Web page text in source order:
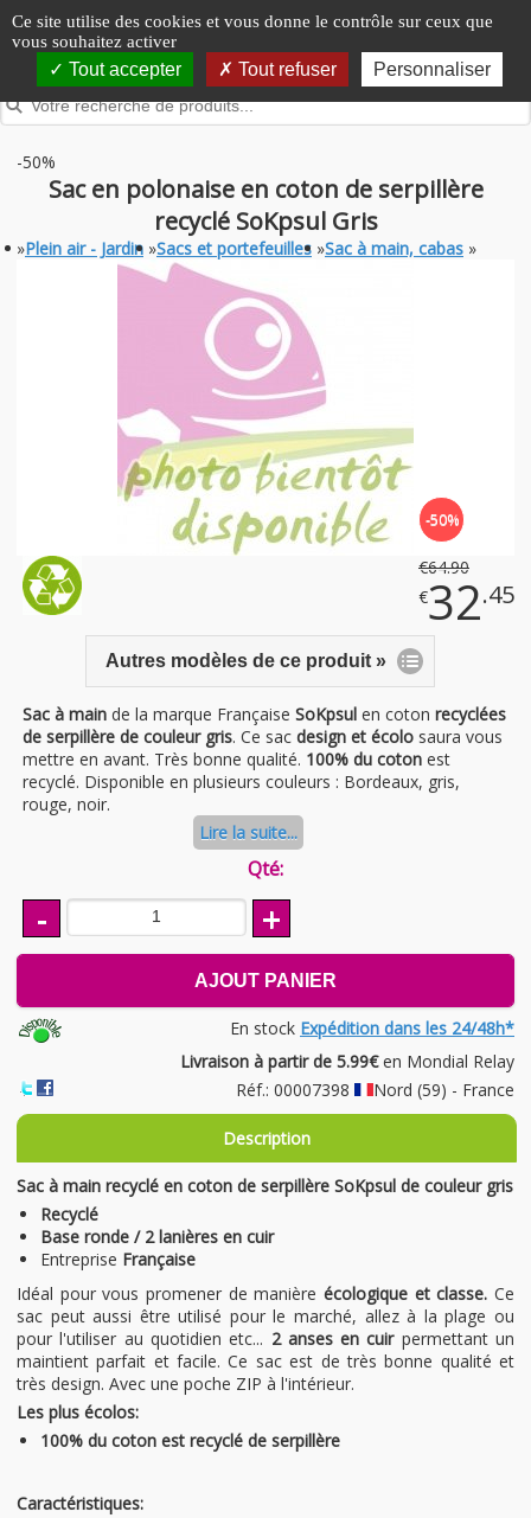
Panneau de gestion des cookies
Ce site utilise des cookies et vous donne le contrôle sur ceux que
vous souhaitez activer
Tout accepter Tout refuser Personnaliser
-50%
Sac en polonaise en coton de serpillère
recyclé SoKpsul Gris
»Plein air - Jardin »Sacs et portefeuilles »Sac à main, cabas »
-50%
€64.90
€32.45
Autres modèles de ce produit »
Sac à main de la marque Française SoKpsul en coton recyclées
de serpillère de couleur gris. Ce sac design et écolo saura vous
mettre en avant. Très bonne qualité. 100% du coton est
recyclé. Disponible en plusieurs couleurs : Bordeaux, gris,
rouge, noir.
Lire la suite...
Qté:
- +
AJOUT PANIER
En stock Expédition dans les 24/48h*
Livraison à partir de 5.99€en Mondial Relay
Réf.: 00007398
Nord (59) - France
Description
Sac à main recyclé en coton de serpillère SoKpsul de couleur gris
Recyclé
Base ronde / 2 lanières en cuir
Entreprise Française
Idéal pour vous promener de manière écologique et classe. Ce
sac peut aussi être utilisé pour le marché, allez à la plage ou
pour l'utiliser au quotidien etc... 2 anses en cuir permettant un
maintient parfait et facile. Ce sac est de très bonne qualité et
très design. Avec une poche ZIP à l'intérieur.
Les plus écolos:
100% du coton est recyclé de serpillère
Caractéristiques: